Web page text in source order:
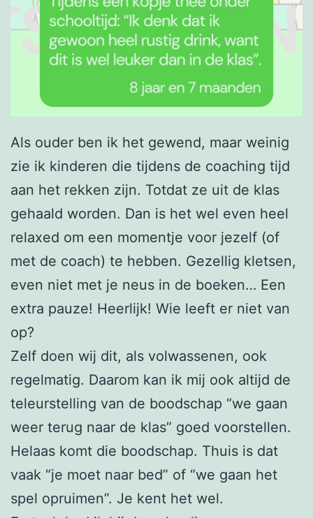
Als ouder ben ik het gewend, maar weinig
zie ik kinderen die tijdens de coaching tijd
aan het rekken zijn. Totdat ze uit de klas
gehaald worden. Dan is het wel even heel
relaxed om een momentje voor jezelf (of
met de coach) te hebben. Gezellig kletsen,
even niet met je neus in de boeken… Een
extra pauze! Heerlijk! Wie leeft er niet van
op?
Zelf doen wij dit, als volwassenen, ook
regelmatig. Daarom kan ik mij ook altijd de
teleurstelling van de boodschap “we gaan
weer terug naar de klas” goed voorstellen.
Helaas komt die boodschap. Thuis is dat
vaak “je moet naar bed” of “we gaan het
spel opruimen”. Je kent het wel.